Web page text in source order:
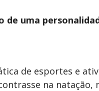
de uma
de esportes e
na